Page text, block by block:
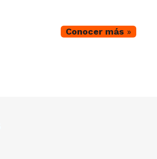
Conocer más»